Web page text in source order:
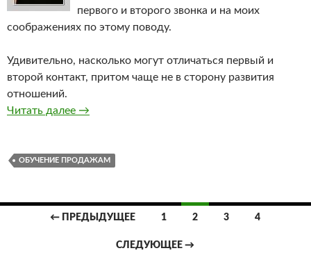
первого и второго звонка и на моих
соображениях по этому поводу.
Удивительно, насколько могут отличаться первый и
второй контакт, притом чаще не в сторону развития
отношений.
Читать далее Сюрпризы телефонных продаж. Повторный
→
ОБУЧЕНИЕ ПРОДАЖАМ
Навигация← ПРЕДЫДУЩЕЕ 1 2 3 4
СЛЕДУЮЩЕЕ →